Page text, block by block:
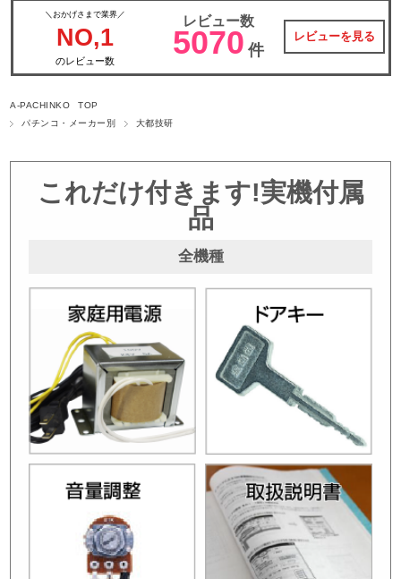
＼おかげさまで業界／
NO,1
のレビュー数
レビュー数
5070 件
レビューを見る
A-PACHINKO TOP
パチンコ・メーカー別
大都技研
これだけ付きます!実機付属
品
全機種